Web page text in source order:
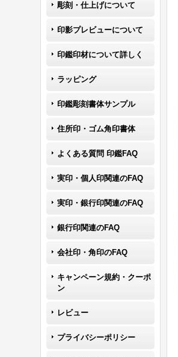
彫刻・仕上げについて
印影プレビューについて
印鑑印材について詳しく
ラッピング
印鑑彫刻書体サンプル
住所印・ゴム角印書体
よくある質問 印鑑FAQ
実印・個人印関連のFAQ
実印・銀行印関連のFAQ
銀行印関連のFAQ
会社印・角印のFAQ
キャンペーン規約・クーポ
ン
レビュー
プライバシーポリシー